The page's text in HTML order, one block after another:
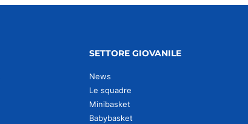
SETTORE GIOVANILE
News
Le squadre
Minibasket
Babybasket